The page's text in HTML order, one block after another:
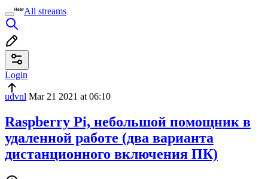
All streams
Login
udvnl Mar 21 2021 at 06:10
Raspberry Pi, небольшой помощник в
удаленной работе (два варианта
дистанционного включения ПК)